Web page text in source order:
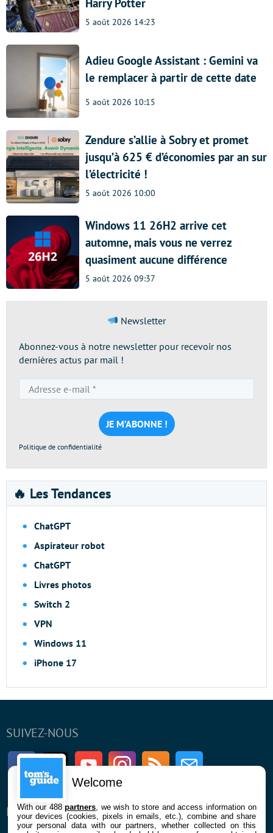
Harry Potter
5 août 2026 14:23
Adieu Google Assistant : Gemini va
le remplacer à partir de cette date
5 août 2026 10:15
Zendure s’allie à Sobry et promet
jusqu’à 625 € d’économies par an sur
l’électricité !
5 août 2026 10:00
Windows 11 26H2 arrive cet
automne, mais vous ne verrez
quasiment aucune différence
5 août 2026 09:37
Newsletter
Abonnez-vous à notre newsletter pour recevoir nos
dernières actus par mail !
e-
mail
*
Politique de confidentialité
🔥 Les Tendances
ChatGPT
Aspirateur robot
ChatGPT
Livres photos
Switch 2
VPN
Windows 11
iPhone 17
SUIVEZ-NOUS
FacebookTwitter Youtube InstagramRSS Newsletter
ENTREPRISE À PROPOS
Welcome
With our 488partners , we wish to store and access information on
your devices (cookies, pixels in emails, etc.), combine and share
your personal data with our partners, whether collected on this